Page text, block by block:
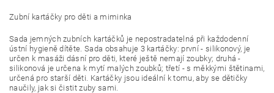
Zubní kartáčky pro děti a miminka
Sada jemných zubních kartáčků je nepostradatelná při každodenní
ústní hygieně dítěte. Sada obsahuje 3 kartáčky: první - silikonový, je
určen k masáži dásní pro děti, které ještě nemají zoubky; druhá -
silikonová je určena k mytí malých zoubků; třetí - s měkkými štětinami,
určená pro starší děti. Kartáčky jsou ideální k tomu, aby se dětičky
naučily, jak si čistit zuby sami.